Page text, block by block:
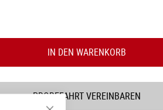
IN DEN WARENKORB
PROBEFAHRT VEREINBAREN